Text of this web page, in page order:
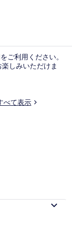
ご利用ください。
しみいただけま
べて表示